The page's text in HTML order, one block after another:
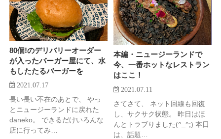
80個!のデリバリーオーダー
が入ったバーガー屋にて、水
もしたたるバーガーを
2021.07.17
長い長い不在のあとで、 やっ
とニュージーランドに戻れた
daneko。 できるだけいろんな
店に行ってみ…
本編・ニュージーランドで
今、一番ホットなレストラン
はここ！
2021.07.11
さてさて、 ネット回線も回復
し、サクサク状態。 昨日はほ
んとトラブりました(^_^;) 本日
は、話題…